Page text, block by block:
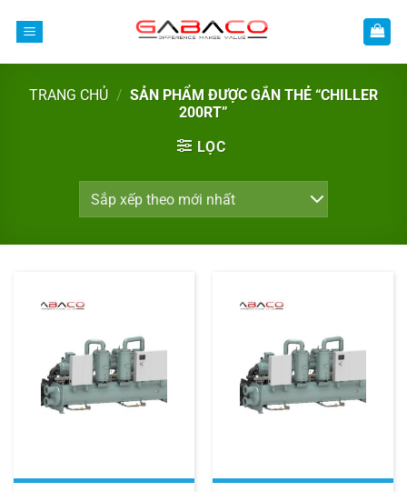
TRANG CHỦ / SẢN PHẨM ĐƯỢC GẮN THẺ “CHILLER
200RT”
LỌC